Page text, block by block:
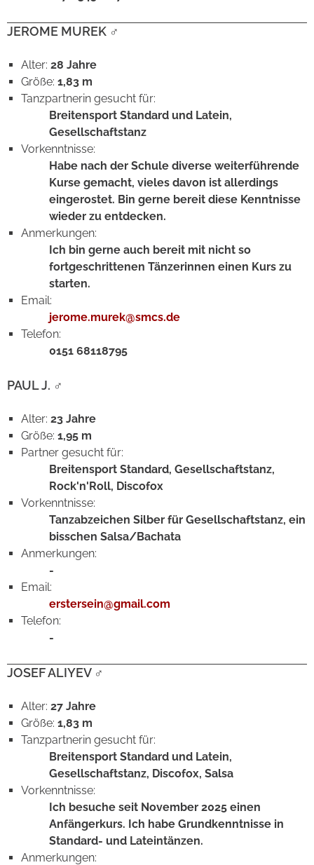
JEROME MUREK ♂
Alter: 28 Jahre
Größe: 1,83 m
Tanzpartnerin gesucht für:
Breitensport Standard und Latein,
Gesellschaftstanz
Vorkenntnisse:
Habe nach der Schule diverse weiterführende
Kurse gemacht, vieles davon ist allerdings
eingerostet. Bin gerne bereit diese Kenntnisse
wieder zu entdecken.
Anmerkungen:
Ich bin gerne auch bereit mit nicht so
fortgeschrittenen Tänzerinnen einen Kurs zu
starten.
Email:
jerome.murek@smcs.de
Telefon:
0151 68118795
PAUL J. ♂
Alter: 23 Jahre
Größe: 1,95 m
Partner gesucht für:
Breitensport Standard, Gesellschaftstanz,
Rock'n'Roll, Discofox
Vorkenntnisse:
Tanzabzeichen Silber für Gesellschaftstanz, ein
bisschen Salsa/Bachata
Anmerkungen:
-
Email:
erstersein@gmail.com
Telefon:
-
JOSEF ALIYEV ♂
Alter: 27 Jahre
Größe: 1,83 m
Tanzpartnerin gesucht für:
Breitensport Standard und Latein,
Gesellschaftstanz, Discofox, Salsa
Vorkenntnisse:
Ich besuche seit November 2025 einen
Anfängerkurs. Ich habe Grundkenntnisse in
Standard- und Lateintänzen.
Anmerkungen: